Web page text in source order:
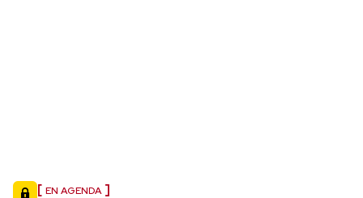
EN AGENDA